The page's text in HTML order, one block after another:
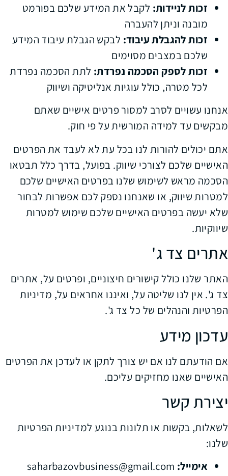
זכות לניידות: לקבל את המידע שלכם בפורמט
מובנה וניתן להעברה
זכות להגבלת עיבוד: לבקש הגבלת עיבוד המידע
שלכם במצבים מסוימים
זכות לספק הסכמה נפרדת: לתת הסכמה נפרדת
לכל מטרה, כולל עוגיות אנליטיקה ושיווק
אנחנו עשויים לסרב למסור פרטים אישיים שאתם
מבקשים עד למידה המורשית על פי חוק.
אתם יכולים להורות לנו בכל עת לא לעבד את הפרטים
האישיים שלכם לצורכי שיווק. בפועל, בדרך כלל תבטאו
הסכמה מראש לשימוש שלנו בפרטים האישיים שלכם
למטרות שיווק, או שאנחנו נספק לכם אפשרות לבחור
שלא יעשה בפרטים האישיים שלכם שימוש למטרות
שיווקיות.
אתרים צד ג'
האתר שלנו כולל קישורים חיצוניים, ופרטים על, אתרים
צד ג'. אין לנו שליטה על, ואיננו אחראים על, מדיניות
הפרטיות והנהלים של כל צד ג'.
עדכון מידע
אם הודעתם לנו אם יש צורך לתקן או לעדכן את הפרטים
האישיים שאנו מחזיקים עליכם.
יצירת קשר
לשאלות, בקשות או תלונות בנוגע למדיניות הפרטיות
שלנו:
אימייל: